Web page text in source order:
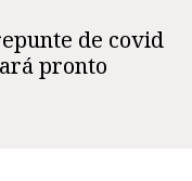
de covid
pronto